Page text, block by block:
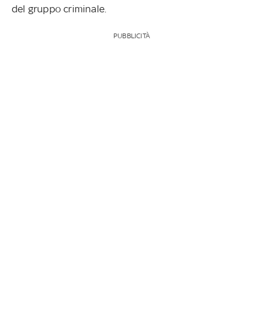
del gruppo criminale.
PUBBLICITÀ